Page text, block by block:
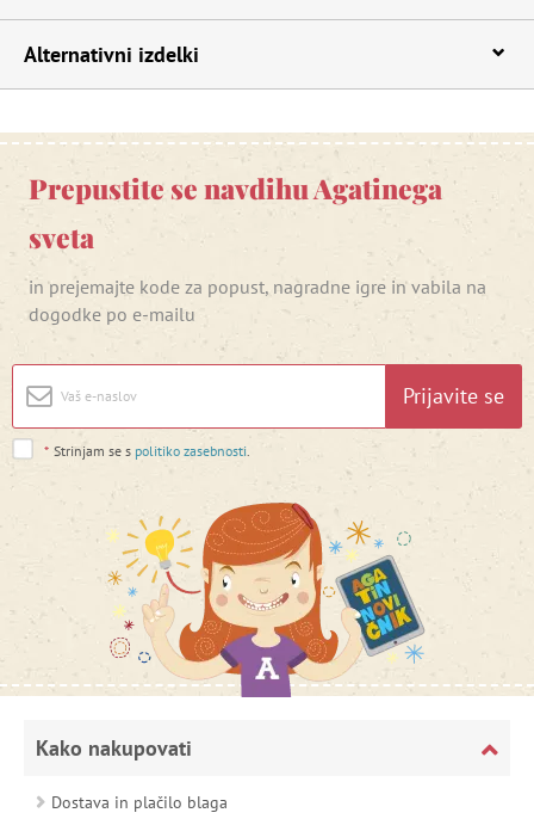
Alternativni izdelki
Prepustite se navdihu Agatinega
sveta
in prejemajte kode za popust, nagradne igre in vabila na
dogodke po e-mailu
Prijavite se
* Strinjam se s politiko zasebnosti
Kako nakupovati
Dostava in plačilo blaga